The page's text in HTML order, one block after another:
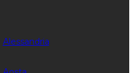
Alessandria